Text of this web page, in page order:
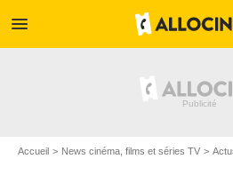
menu
Accueil News cinéma, films et séries TV